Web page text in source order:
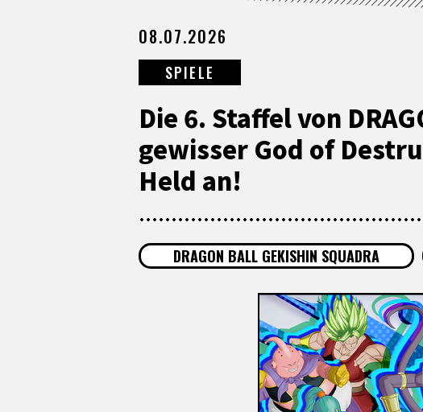
08.07.2026
SPIELE
Die 6. Staffel von
gewisser God of
Held an!
DRAGON BALL GEKISHIN SQUADRA